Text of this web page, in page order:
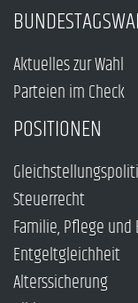
Aktuelles zur Wahl
Parteien im Check
POSITIONEN
Steuerrecht
Familie, Pflege und
Entgeltgleichheit
Alterssicherung